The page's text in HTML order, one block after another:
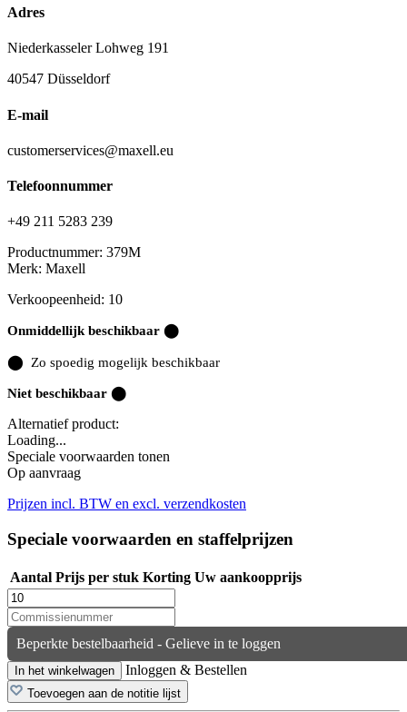
Adres
Niederkasseler Lohweg 191
40547 Düsseldorf
E-mail
customerservices@maxell.eu
Telefoonnummer
+49 211 5283 239
Productnummer: 379M
Merk: Maxell
Verkoopeenheid: 10
Onmiddellijk beschikbaar ⬤
⬤ Zo spoedig mogelijk beschikbaar
Niet beschikbaar ⬤
Alternatief product:
Loading...
Speciale voorwaarden tonen
Op aanvraag
Prijzen incl. BTW en excl. verzendkosten
Speciale voorwaarden en staffelprijzen
Aantal Prijs per stuk Korting Uw aankoopprijs
Beperkte bestelbaarheid - Gelieve in te loggen
In het winkelwagen Inloggen & Bestellen
Toevoegen aan de notitie lijst